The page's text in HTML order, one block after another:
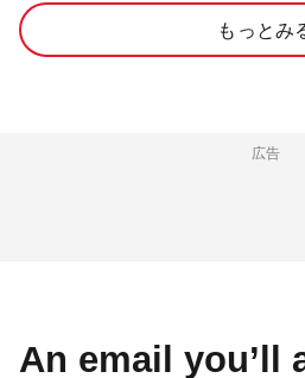
もっとみ
広告
An email you’ll